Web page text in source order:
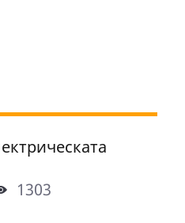
1303